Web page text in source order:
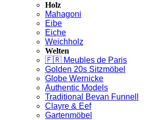
Holz
Mahagoni
Eibe
Eiche
Weichholz
Welten
🇫🇷 Meubles de Paris
Golden 20s Sitzmöbel
Globe Wernicke
Authentic Models
Traditional Bevan Funnell
Clayre & Eef
Gartenmöbel